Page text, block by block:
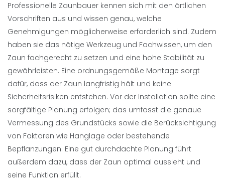
Professionelle Zaunbauer kennen sich mit den örtlichen
Vorschriften aus und wissen genau, welche
Genehmigungen möglicherweise erforderlich sind. Zudem
haben sie das nötige Werkzeug und Fachwissen, um den
Zaun fachgerecht zu setzen und eine hohe Stabilität zu
gewährleisten. Eine ordnungsgemäße Montage sorgt
dafür, dass der Zaun langfristig hält und keine
Sicherheitsrisiken entstehen. Vor der Installation sollte eine
sorgfältige Planung erfolgen; das umfasst die genaue
Vermessung des Grundstücks sowie die Berücksichtigung
von Faktoren wie Hanglage oder bestehende
Bepflanzungen. Eine gut durchdachte Planung führt
außerdem dazu, dass der Zaun optimal aussieht und
seine Funktion erfüllt.